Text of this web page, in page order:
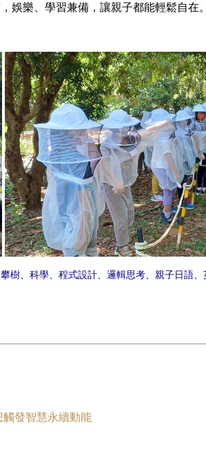
娛樂、學習兼備，讓親子都能輕鬆自在。
、科學、程式設計、邏輯思考、親子日語、
觸發智慧永續動能